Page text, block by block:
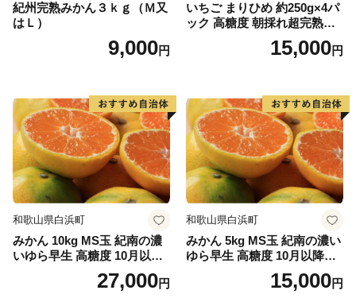
ん。
【ワンストップ特例申請書送付先】
住所：宮崎県都城市宮丸町3070-1
宛先：三木町ふるさと納税ワンストップ受付センター
行
※ワンストップ特例申請受付を外部委託しています。
紀州完熟みかん３ｋｇ（Ｍ又
はＬ）
9,000円
いちご まりひめ 約250g×4パ
ック 高糖度 朝採れ超完熟ま
りひめ 1月以降発送分15,000円
和歌山県白浜町
みかん 10kg MS玉 紀南の濃
いゆら早生 高糖度 10月以降
発送 マルチ被覆栽培27,000円
和歌山県白浜町
みかん 5kg MS玉 紀南の濃い
ゆら早生 高糖度 10月以降発
送 マルチ被覆栽培15,000円